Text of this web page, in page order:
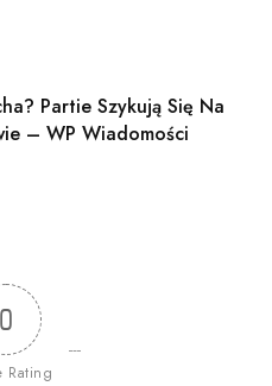
Partie Szykują Się Na
– WP Wiadomości
0
Rating